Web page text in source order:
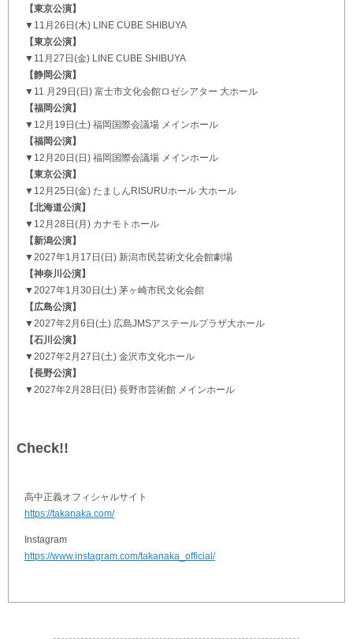
【東京公演】
▼11月26日(木) LINE CUBE SHIBUYA
【東京公演】
▼11月27日(金) LINE CUBE SHIBUYA
【静岡公演】
▼11 月29日(日) 富士市文化会館ロゼシアター 大ホール
【福岡公演】
▼12月19日(土) 福岡国際会議場 メインホール
【福岡公演】
▼12月20日(日) 福岡国際会議場 メインホール
【東京公演】
▼12月25日(金) たましんRISURUホール 大ホール
【北海道公演】
▼12月28日(月) カナモトホール
【新潟公演】
▼2027年1月17日(日) 新潟市民芸術文化会館劇場
【神奈川公演】
▼2027年1月30日(土) 茅ヶ崎市民文化会館
【広島公演】
▼2027年2月6日(土) 広島JMSアステールプラザ大ホール
【石川公演】
▼2027年2月27日(土) 金沢市文化ホール
【長野公演】
▼2027年2月28日(日) 長野市芸術館 メインホール
Check!!
高中正義オフィシャルサイト
https://takanaka.com/
Instagram
https://www.instagram.com/takanaka_official/